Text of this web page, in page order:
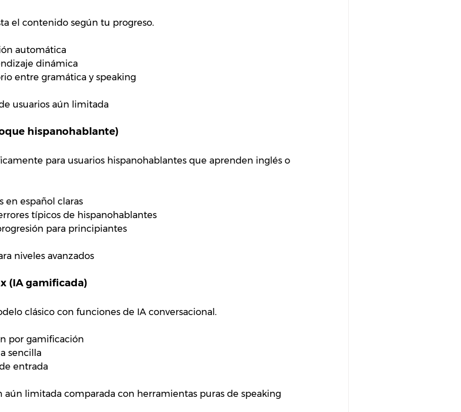
el contenido según tu progreso.
automática
dinámica
entre gramática y speaking
usuarios aún limitada
hispanohablante)
para usuarios hispanohablantes que aprenden inglés o
en español claras
típicos de hispanohablantes
para principiantes
niveles avanzados
(IA gamificada)
clásico con funciones de IA conversacional.
por gamificación
sencilla
entrada
aún limitada comparada con herramientas puras de speaking